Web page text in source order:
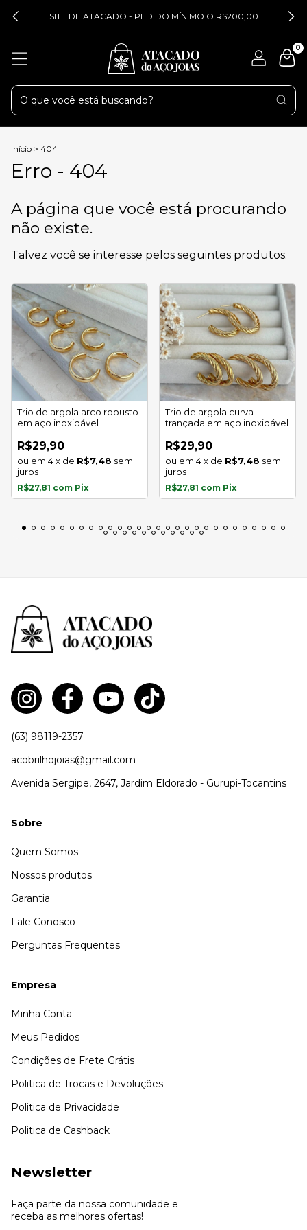
SITE DE ATACADO - PEDIDO MÍNIMO O R$200,00
0
Início > 404
Erro - 404
A página que você está procurando
não existe.
Talvez você se interesse pelos seguintes produtos.
Trio de argola arco robusto
em aço inoxidável
R$29,90
4x de R$7,48 sem
juros
R$27,81 com Pix
Trio de argola curva
trançada em aço inoxidável
R$29,90
4x de R$7,48 sem
juros
R$27,81 com Pix
(63) 98119-2357
acobrilhojoias@gmail.com
Avenida Sergipe, 2647, Jardim Eldorado - Gurupi-Tocantins
Sobre
Quem Somos
Nossos produtos
Garantia
Fale Conosco
Perguntas Frequentes
Empresa
Minha Conta
Meus Pedidos
Condições de Frete Grátis
Politica de Trocas e Devoluções
Politica de Privacidade
Politica de Cashback
Newsletter
Faça parte da nossa comunidade e
receba as melhores ofertas!